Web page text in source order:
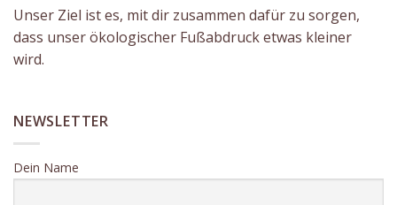
Unser Ziel ist es, mit dir zusammen dafür zu sorgen,
dass unser ökologischer Fußabdruck etwas kleiner
wird.
NEWSLETTER
Dein Name